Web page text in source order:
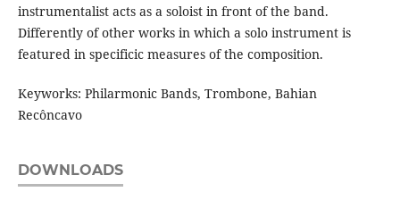
instrumentalist acts as a soloist in front of the band.
Differently of other works in which a solo instrument is
featured in specificic measures of the composition.
Keyworks: Philarmonic Bands, Trombone, Bahian
Recôncavo
DOWNLOADS